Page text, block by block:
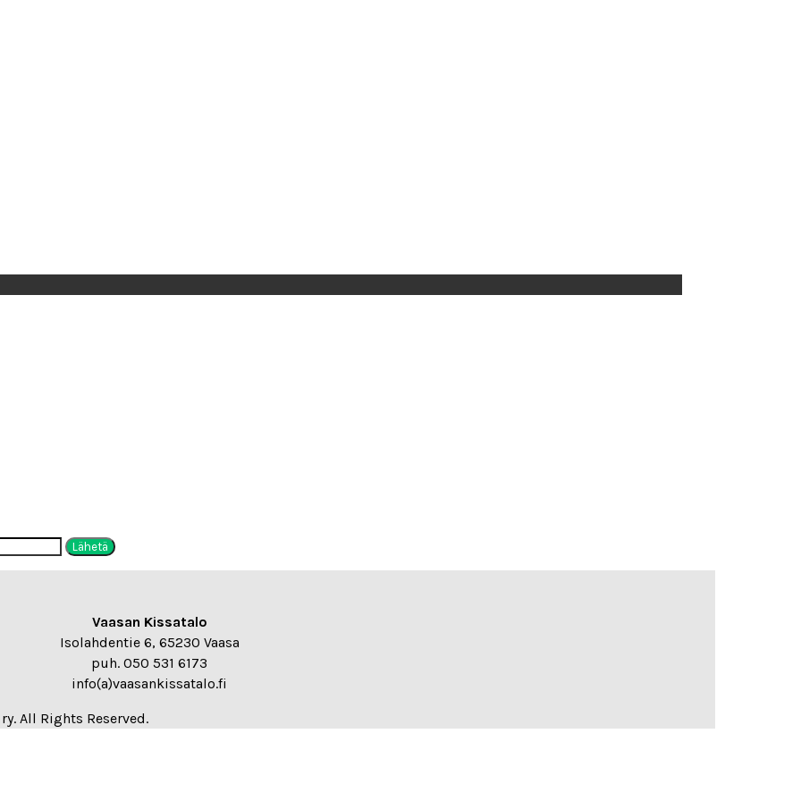
salasanalla. Syötä salasana näyttääksesi sisällön.
Vaasan Kissatalo
Isolahdentie 6, 65230 Vaasa
puh. 050 531 6173
info(a)vaasankissatalo.fi
All Rights Reserved.